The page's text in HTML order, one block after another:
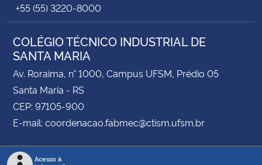
Advocacia-Geral da União
Banco Central do Brasil
Planalto
+55 (55) 3220-8000
COLÉGIO TÉCNICO INDUSTRIAL DE
SANTA MARIA
Av. Roraima, n° 1000, Campus UFSM, Prédio 05
Santa Maria - RS
CEP: 97105-900
E-mail: coordenacao.fabmec@ctism.ufsm.br
Acesso à